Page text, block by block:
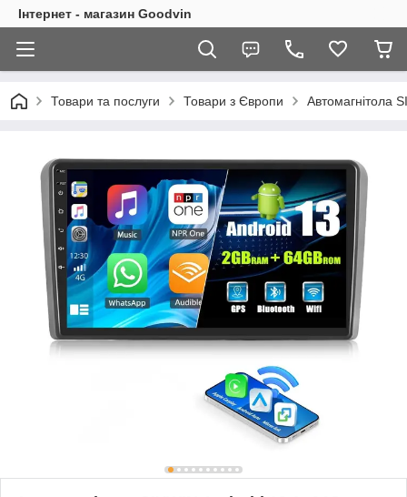
Інтернет - магазин Goodvin
Товари та послуги Товари з Європи Автомагнітола